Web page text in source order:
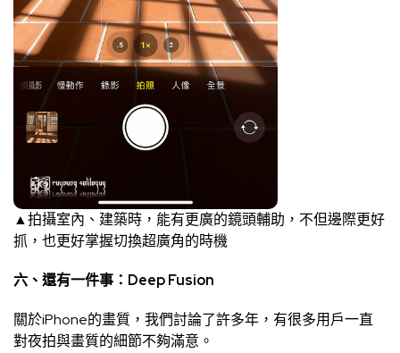
▲拍攝室內、建築時，能有更廣的鏡頭輔助，不但邊際更好
抓，也更好掌握切換超廣角的時機
六、還有一件事：Deep Fusion
關於iPhone的畫質，我們討論了許多年，有很多用戶一直
對夜拍與畫質的細節不夠滿意。